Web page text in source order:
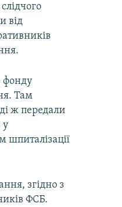
від
фонду
Там
ж передали
у
шпиталізації
згідно з
ФСБ.